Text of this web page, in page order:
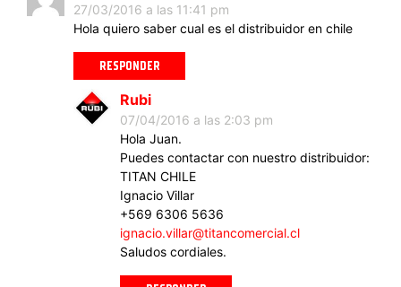
27/03/2016 a las 11:41 pm
Hola quiero saber cual es el distribuidor en chile
RESPONDER
Rubi
07/04/2016 a las 2:03 pm
Hola Juan.
Puedes contactar con nuestro distribuidor:
TITAN CHILE
Ignacio Villar
+569 6306 5636
ignacio.villar@titancomercial.cl
Saludos cordiales.